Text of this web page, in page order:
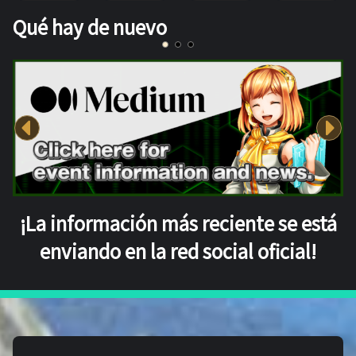
Qué hay de nuevo
¡La información más reciente se está
enviando en la red social oficial!